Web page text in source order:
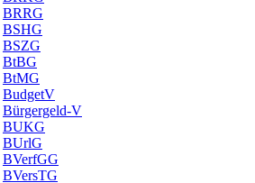
BRRG
BSHG
BSZG
BtBG
BtMG
BudgetV
Bürgergeld-V
BUKG
BUrlG
BVerfGG
BVersTG